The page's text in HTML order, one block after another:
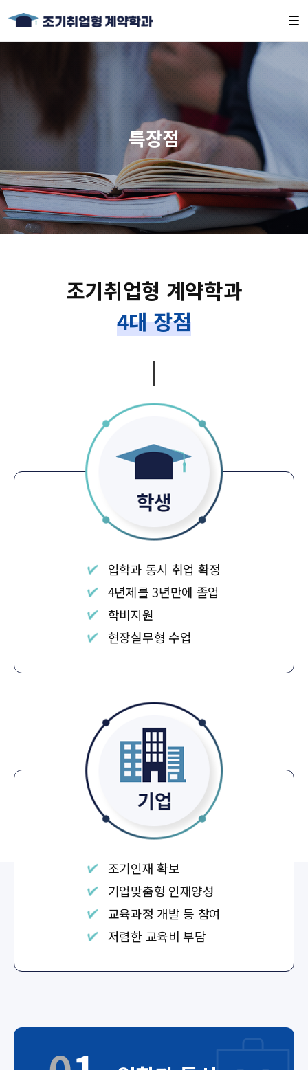
특장점
조기취업형 계약학과
4대 장점
입학과 동시 취업 확정
4년제를 3년만에 졸업
학비지원
현장실무형 수업
조기인재 확보
기업맞춤형 인재양성
교육과정 개발 등 참여
저렴한 교육비 부담